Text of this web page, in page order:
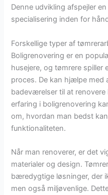
Denne udvikling afspejler
specialisering inden for
Forskellige typer af
Boligrenovering er en
husejere, og tømrere spiller
proces. De kan hjælpe med
badeværelser til at renovere
erfaring i boligrenovering
om, hvordan man bedst
funktionaliteten.
Når man renoverer, er det
materialer og design.
bæredygtige løsninger, der
men også miljøvenlige.